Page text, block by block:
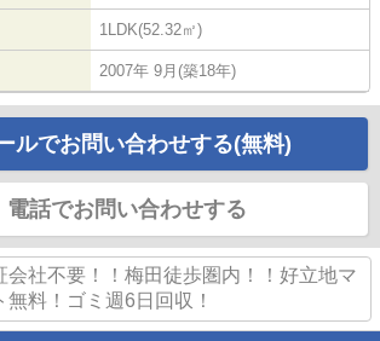
1LDK(52.32㎡)
2007年 9月(築18年)
ルでお問い合わせする(無料)
電話でお問い合わせする
会社不要！！梅田徒歩圏内！！好立地マ
料！ゴミ週6日回収！